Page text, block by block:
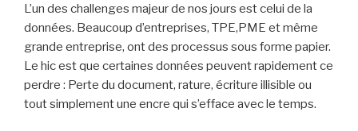
L’un des challenges majeur de nos jours est celui de la
données. Beaucoup d’entreprises, TPE,PME et même
grande entreprise, ont des processus sous forme papier.
Le hic est que certaines données peuvent rapidement ce
perdre : Perte du document, rature, écriture illisible ou
tout simplement une encre qui s’efface avec le temps.